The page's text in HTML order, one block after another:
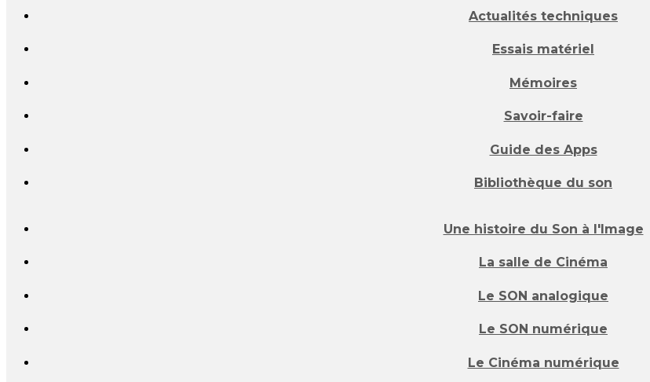
Actualités techniques
Essais matériel
Mémoires
Savoir-faire
Guide des Apps
Bibliothèque du son
Une histoire du Son à l'Image
La salle de Cinéma
Le SON analogique
Le SON numérique
Le Cinéma numérique